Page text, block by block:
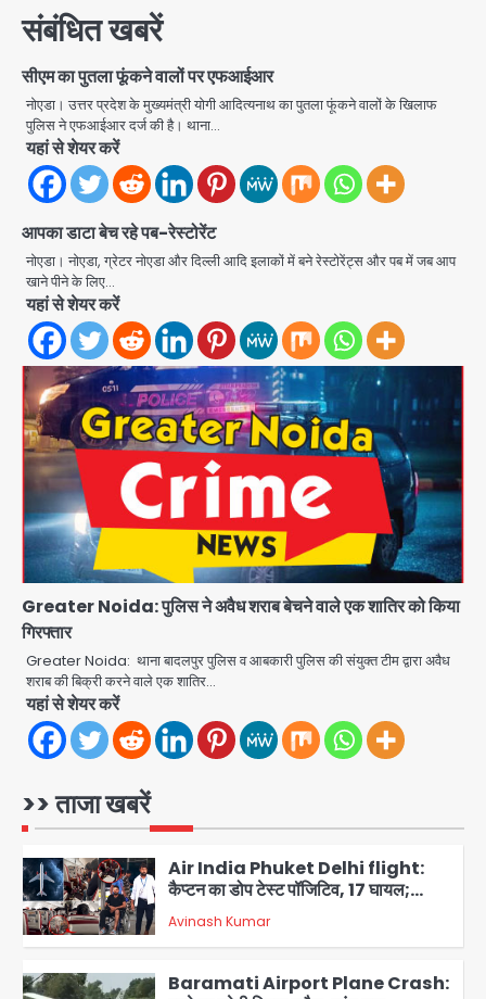
संबंधित खबरें
सीएम का पुतला फूंकने वालों पर एफआईआर
नोएडा। उत्तर प्रदेश के मुख्यमंत्री योगी आदित्यनाथ का पुतला फूंकने वालों के खिलाफ
पुलिस ने एफआईआर दर्ज की है। थाना…
यहां से शेयर करें
आपका डाटा बेच रहे पब-रेस्टोरेंट
नोएडा। नोएडा, ग्रेटर नोएडा और दिल्ली आदि इलाकों में बने रेस्टोरेंट्स और पब में जब आप
खाने पीने के लिए…
यहां से शेयर करें
Greater Noida: पुलिस ने अवैध शराब बेचने वाले एक शातिर को किया
गिरफ्तार
Greater Noida: थाना बादलपुर पुलिस व आबकारी पुलिस की संयुक्त टीम द्वारा अवैध
शराब की बिक्री करने वाले एक शातिर…
यहां से शेयर करें
>> ताजा खबरें
2
Air India Phuket Delhi flight:
कैप्टन का डोप टेस्ट पॉजिटिव, 17 घायल;
DGCA जांच जारी
Avinash Kumar
3
रनवे पर ट्रेनी विमान क्रैश, जांच शुरू
Avinash Kumar
4
पुणे में प्रशिक्षण विमान हादसे का शिकार, कोई
हताहत नहीं
Team JHJ
5
Greater Noida Gas
Connection Fraud: बुजुर्ग से वीडियो
कॉल पर 9.77 लाख की साइबर फ्रॉड
Avinash Kumar
1
Parshvanath Building
Shooting: सिक्योरिटी गार्ड की गोली से 17
वर्षीय किशोर की मौत
2
Air India Phuket Delhi flight:
3
Baramati Airport Plane Crash:
रनवे पर ट्रेनी विमान क्रैश, जांच शुरू
Avinash Kumar